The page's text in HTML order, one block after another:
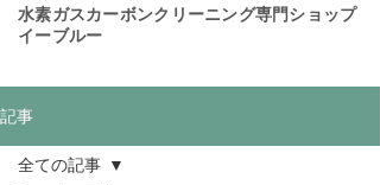
​水素ガスカーボンクリーニング専門ショップ
イーブルー
記事
全ての記事